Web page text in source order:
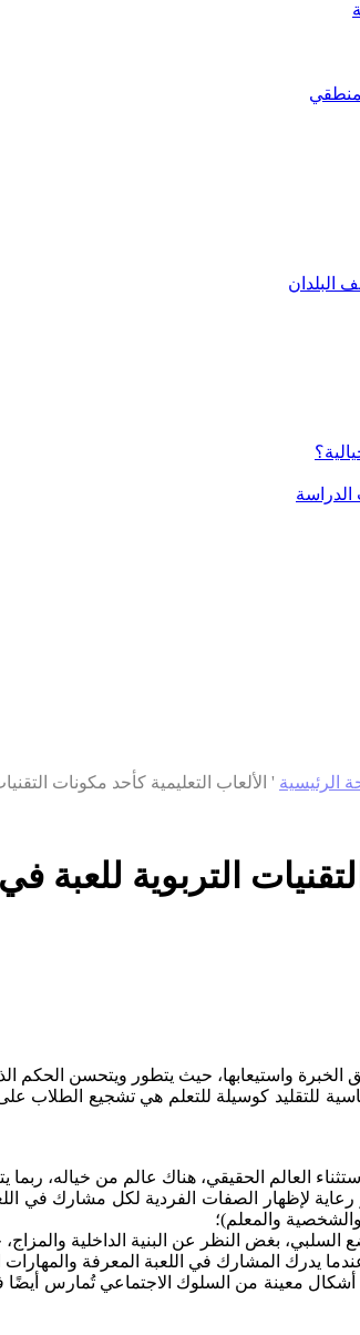
البلدان
الرئيسية ' الألعاب التعليمية كأحد مكونات
التربوية للعبة
واستيعابها، حيث يتطور ويتحسن الحكم
للتقليد كوسيلة للتعلم هي تشجيع
العالم الحقيقي، هناك عالم من خياله، ربما
رعاية لإظهار الصفات الفردية لكل مشارك
والمعلم)؛
بغض النظر عن البنية الداخلية
يدرك المشارك في اللعبة المعرفة
معينة من السلوك الاجتماعي تُمارس أيضًا في